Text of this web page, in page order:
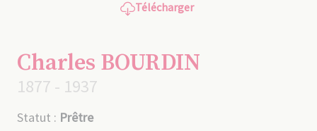
Télécharger
Charles BOURDIN
1877 - 1937
Statut : Prêtre